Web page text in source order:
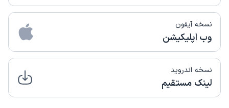
نسخه آیفون
وب اپلیکیشن
نسخه اندروید
لینک مستقیم